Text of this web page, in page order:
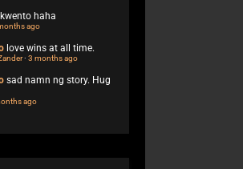
haha
ago
love wins at all time.
· 3 months ago
sad namn ng story. Hug
ago